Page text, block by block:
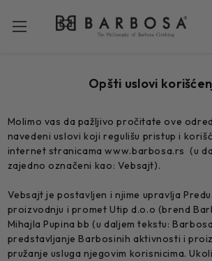
Opšti uslovi
Molimo vas da pažljivo pročitate ove
navedeni uslovi koji regulišu pristup i
internet stranicama www.barbosa.rs (u
zajedno označeni kao: Vebsajt).
Vebsajt je postavljen i njime upravlja
proizvodnju i promet Utip d.o.o (brend
Mihajla Pupina bb (u daljem tekstu:
predstavljanje Barbosinih aktivnosti i
pružanje usluga njegovim korisnicima.